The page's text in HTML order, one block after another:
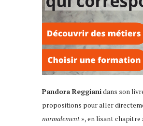
Pandora Reggianidans son
propositions pour aller
normalement », en lisant chapitre